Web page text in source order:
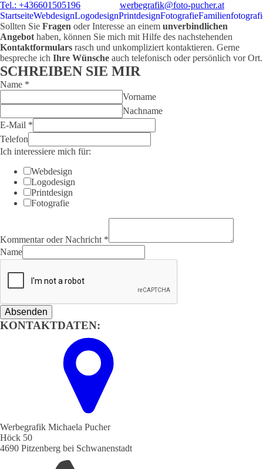
Tel.: +436601505196
werbegrafik@foto-pucher.at
StartseiteWebdesignLogodesignPrintdesignFotografie
Sollten Sie Fragen oder Interesse an einem unverbindlichen
Angebot haben, können Sie mich mit Hilfe des nachstehenden
Kontaktformulars rasch und unkompliziert kontaktieren. Gerne
bespreche ich Ihre Wünsche auch telefonisch oder persönlich vor Ort.
SCHREIBEN SIE MIR
Name *
Vorname
Nachname
E-Mail *
Telefon
Ich interessiere mich für:
Webdesign
Logodesign
Printdesign
Fotografie
Kommentar oder Nachricht *
Name
Absenden
KONTAKTDATEN:
Werbegrafik Michaela Pucher
Höck 50
4690 Pitzenberg bei Schwanenstadt